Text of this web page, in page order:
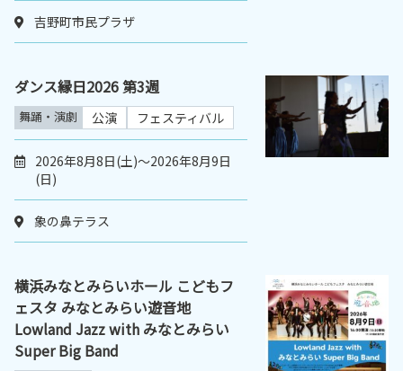
吉野町市民プラザ
ダンス縁日2026 第3週
舞踊・演劇 公演 フェスティバル
2026年8月8日(土)～2026年8月9日
(日)
象の鼻テラス
横浜みなとみらいホール こどもフ
ェスタ みなとみらい遊音地
Lowland Jazz with みなとみらい
Super Big Band